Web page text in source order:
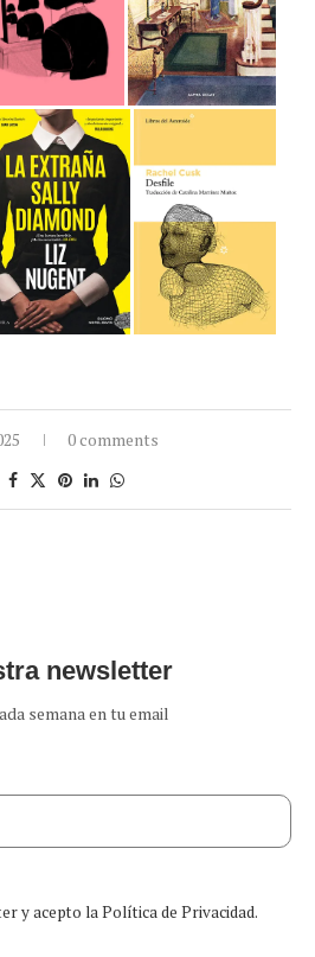
0 comments
newsletter
semana en tu email
y acepto la Política de Privacidad.